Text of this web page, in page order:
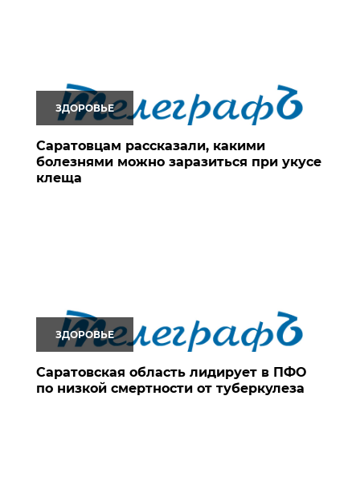
ЗДОРОВЬЕ
Саратовцам рассказали, какими
болезнями можно заразиться при укусе
клеща
ЗДОРОВЬЕ
Саратовская область лидирует в ПФО
по низкой смертности от туберкулеза